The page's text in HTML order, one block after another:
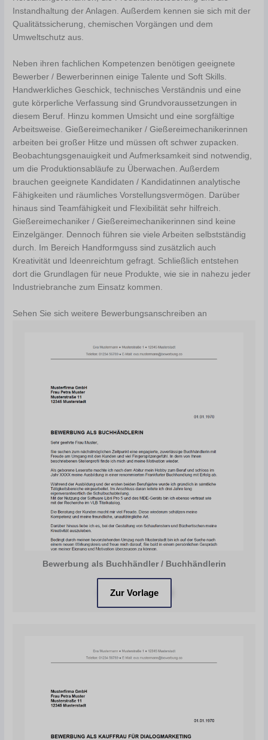
Instandhaltung der Anlagen. Außerdem kennen sie sich mit der
Qualitätssicherung, chemischen Vorgängen und dem
Umweltschutz aus.
Neben ihren fachlichen Kompetenzen benötigen geeignete
Bewerber / Bewerberinnen einige Talente und Soft Skills.
Handwerkliches Geschick, technisches Verständnis und eine
gute körperliche Verfassung sind Grundvoraussetzungen in
diesem Beruf. Hinzu kommen Umsicht und eine sorgfältige
Arbeitsweise. Gießereimechaniker / Gießereimechanikerinnen
arbeiten bei großer Hitze und müssen oft schwer zupacken.
Beobachtungsgenauigkeit und Aufmerksamkeit sind notwendig,
um die Produktionsabläufe zu Überwachen. Außerdem
brauchen geeignete Kandidaten / Kandidatinnen analytische
Fähigkeiten und räumliches Vorstellungsvermögen. Darüber
hinaus sind Teamfähigkeit und Flexibilität sehr hilfreich.
Gießereimechaniker / Gießereimechanikerinnen sind keine
Einzelgänger. Dennoch führen sie viele Arbeiten selbstständig
durch. Im Bereich Handformguss sind zusätzlich auch
Kreativität und Ideenreichtum gefragt. Schließlich entstehen
dort die Grundlagen für neue Produkte, wie sie in nahezu jeder
Industriebranche zum Einsatz kommen.
Sehen Sie sich weitere Bewerbungsanschreiben an
Bewerbung als Buchhändler / Buchhändlerin
Zur Vorlage